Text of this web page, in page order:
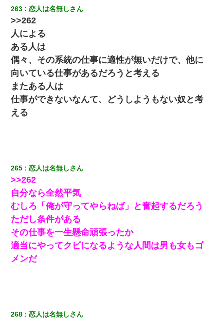
卒業を控えた年の1月末、車にひかれて看護師になれなくなった。
小2の頃、妹と昼寝してたら家が火事になってて気づくと逃げ場が
なかった。妹を抱き締めて「ﾀﾋんじゃうよ」って泣いてたら…
体中に赤い蕁麻疹みたいなのができて、皮膚科にいったら「ジベ
ル薔薇色ひこう疹」という症状だと言われた
嫁が涙声で『会いたいね』とか言っているのが聞こえた。俺「こ
んな時間に誰と電話してんの？」嫁「ごめんなさい…！（大号
泣」俺（キターー）→
17年飼っていた犬が亡くなった。鼻水垂らし嗚咽する私に、猫が
近づいて頭突きをしてきて…
友人「酒の勢いで女先輩をホテルに連れ込んだｗｗｗｗｗ」俺
「…」
同じマンションに住んでる女性が鍵をわかりやすいところに隠し
ている事に気づいた俺「忍びこんでみよう！」→ 結果
【考察】兄嫁急死の1年後、兄が引越すというので手伝いに行った
ら下着が入った引き出しの奥にとんでもないモノを見つけた
263 恋人は名無しさん
>>262
人による
ある人は
偶々、その系統の仕事に適性が無いだけで、他に
向いている仕事があるだろうと考える
またある人は
仕事ができないなんて、どうしようもない奴と考
える
265 恋人は名無しさん
>>262
自分なら全然平気
むしろ「俺が守ってやらねば」と奮起するだろう
ただし条件がある
その仕事を一生懸命頑張ったか
適当にやってクビになるような人間は男も女もゴ
メンだ
268 恋人は名無しさん